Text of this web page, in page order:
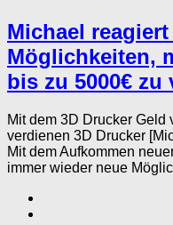
Michael
Möglichkeiten,
bis zu 5000€ zu
Mit dem 3D Drucker Geld
verdienen 3D Drucker
Mit dem Aufkommen
immer wieder neue